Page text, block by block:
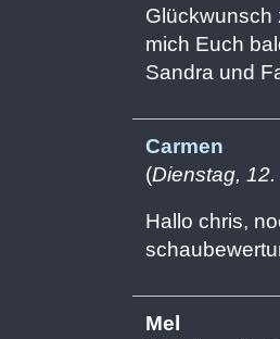
Glückwunsch
mich Euch
Sandra und
Carmen
(Dienstag,
Hallo chris,
Mel